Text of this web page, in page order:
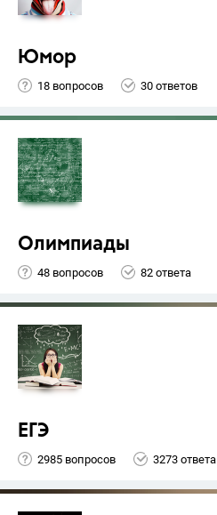
Юмор
18 вопросов 30 ответов
Олимпиады
48 вопросов 82 ответа
ЕГЭ
2985 вопросов 3273 ответа